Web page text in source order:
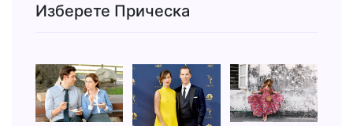
Изберете Прическа